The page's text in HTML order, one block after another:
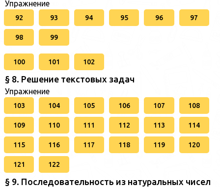
Упражнение
92 93 94 95 96 97
98 99
100 101 102
§ 8. Решение текстовых задач
Упражнение
103 104 105 106 107 108
109 110 111 112 113 114
115 116 117 118 119 120
121 122
§ 9. Последовательность из натуральных чисел